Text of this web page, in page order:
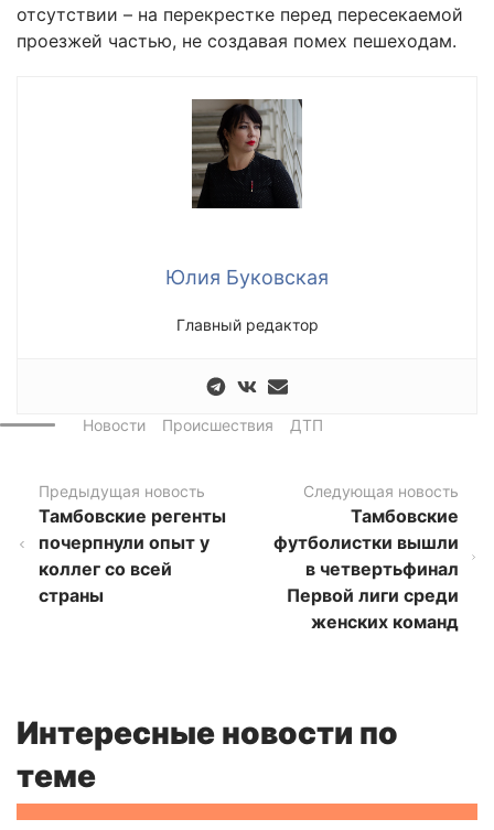
отсутствии – на перекрестке перед пересекаемой
проезжей частью, не создавая помех пешеходам.
Юлия Буковская
Главный редактор
Новости Происшествия ДТП
Предыдущая новость
Тамбовские регенты
почерпнули опыт у
коллег со всей
страны
Следующая новость
Тамбовские
футболистки вышли
в четвертьфинал
Первой лиги среди
женских команд
Интересные новости по
теме